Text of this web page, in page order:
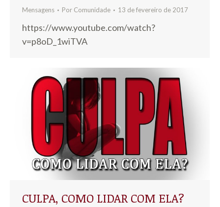
Mensagens Por Comunidade 13 de fevereiro de 2017
https://www.youtube.com/watch?
v=p8oD_1wiTVA
CULPA, COMO LIDAR COM ELA?